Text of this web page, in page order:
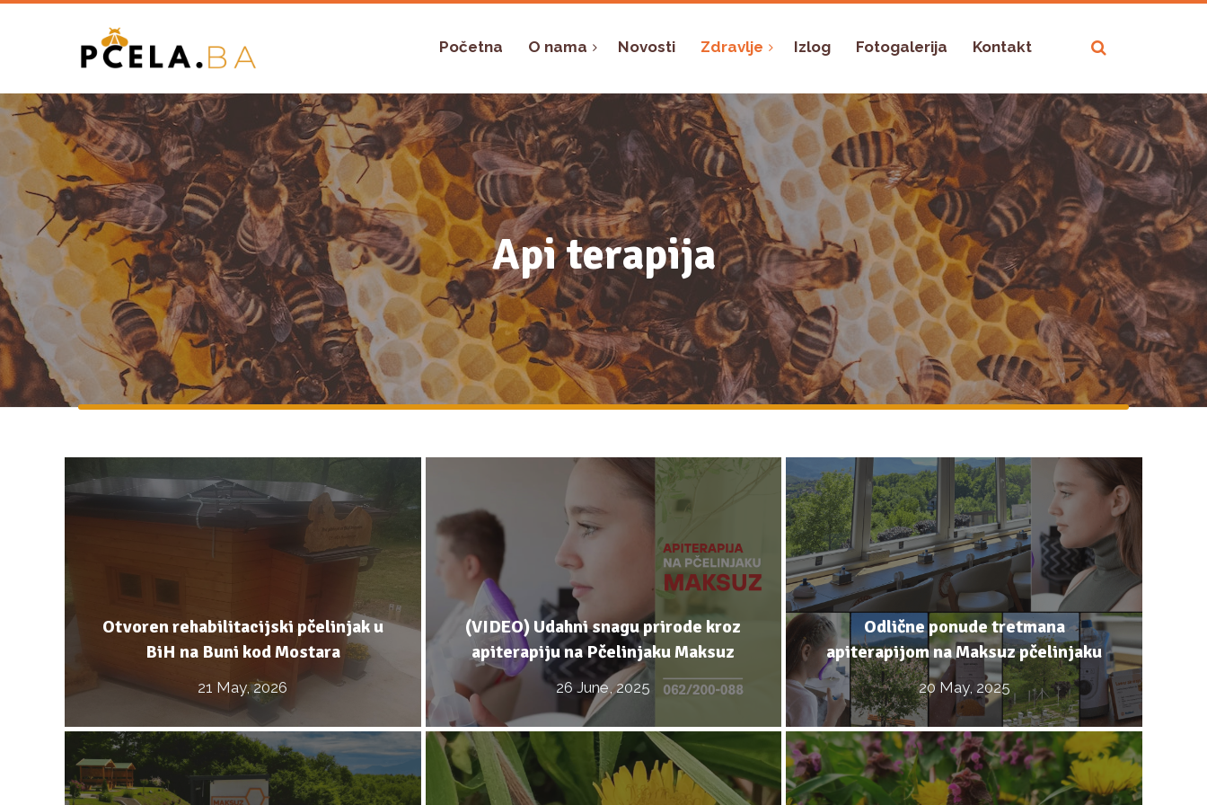
Početna O nama Novosti Zdravlje Izlog Fotogalerija Kontakt
Api terapija
Otvoren rehabilitacijski pčelinjak u
BiH na Buni kod Mostara
21 May, 2026
(VIDEO) Udahni snagu prirode kroz
apiterapiju na Pčelinjaku Maksuz
26 June, 2025
Odlične ponude tretmana
apiterapijom na Maksuz pčelinjaku
20 May, 2025